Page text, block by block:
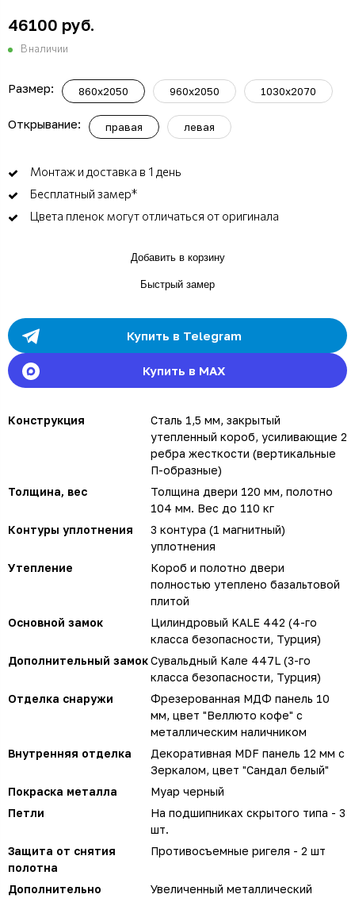
46100 руб.
В наличии
Размер: 860х2050 960х2050 1030х2070
Открывание: правая левая
Монтаж и доставка в 1 день
Бесплатный замер*
Цвета пленок могут отличаться от оригинала
Добавить в корзину
Быстрый замер
Купить в Telegram
Купить в MAX
Конструкция
Сталь 1,5 мм, закрытый
утепленный короб, усиливающие 2
ребра жесткости (вертикальные
П-образные)
Толщина, вес
Толщина двери 120 мм, полотно
104 мм. Вес до 110 кг
Контуры уплотнения
3 контура (1 магнитный)
уплотнения
Утепление
Короб и полотно двери
полностью утеплено базальтовой
плитой
Основной замок
Цилиндровый KALE 442 (4-го
класса безопасности, Турция)
Дополнительный замокСувальдный Кале 447L (3-го
класса безопасности, Турция)
Отделка снаружи
Фрезерованная МДФ панель 10
мм, цвет "Веллюто кофе" с
металлическим наличником
Внутренняя отделка
Декоративная MDF панель 12 мм с
Зеркалом, цвет "Сандал белый"
Покраска металла
Муар черный
Петли
На подшипниках скрытого типа - 3
шт.
Защита от снятия
полотна
Противосъемные ригеля - 2 шт
Дополнительно
Увеличенный металлический